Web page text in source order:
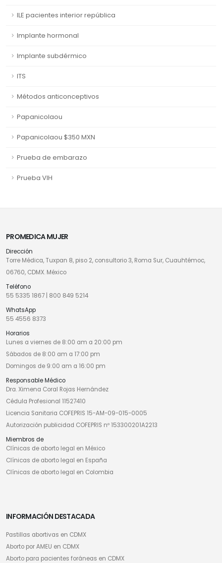
ILE pacientes interior república
Implante hormonal
Implante subdérmico
ITS
Métodos anticonceptivos
Papanicolaou
Papanicolaou $350 MXN
Prueba de embarazo
Prueba VIH
PROMEDICA MUJER
Dirección
Torre Médica, Tuxpan 8, piso 2, consultorio 3, Roma Sur, Cuauhtémoc,
06760, CDMX. México
Teléfono
55 5335 1867
800 849 5214
WhatsApp
55 4556 8373
Horarios
Lunes a viernes de 8:00 am a 20:00 pm
Sábados de 8:00 am a 17:00 pm
Domingos de 9:00 am a 16:00 pm
Responsable Médico
Dra. Ximena Coral Rojas Hernández
Cédula Profesional 11527410
Licencia Sanitaria COFEPRIS 15-AM-09-015-0005
Autorización publicidad COFEPRIS nº 153300201A2213
Miembros de
Clínicas de aborto legal en México
Clínicas de aborto legal en España
Clínicas de aborto legal en Colombia
INFORMACIÓN DESTACADA
Pastillas abortivas en CDMX
Aborto por AMEU en CDMX
Aborto para pacientes foráneas en CDMX